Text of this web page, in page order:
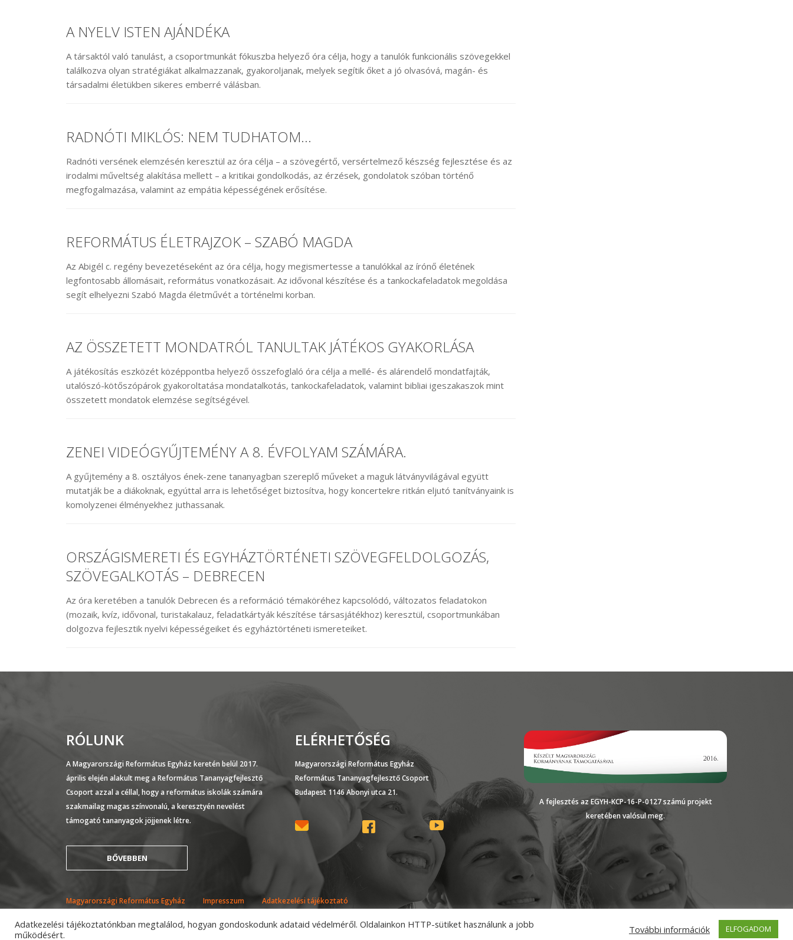
A NYELV ISTEN AJÁNDÉKA
A társaktól való tanulást, a csoportmunkát fókuszba helyező óra célja, hogy a tanulók funkcionális szövegekkel
találkozva olyan stratégiákat alkalmazzanak, gyakoroljanak, melyek segítik őket a jó olvasóvá, magán- és
társadalmi életükben sikeres emberré válásban.
RADNÓTI MIKLÓS: NEM TUDHATOM…
Radnóti versének elemzésén keresztül az óra célja – a szövegértő, versértelmező készség fejlesztése és az
irodalmi műveltség alakítása mellett – a kritikai gondolkodás, az érzések, gondolatok szóban történő
megfogalmazása, valamint az empátia képességének erősítése.
REFORMÁTUS ÉLETRAJZOK – SZABÓ MAGDA
Az Abigél c. regény bevezetéseként az óra célja, hogy megismertesse a tanulókkal az írónő életének
legfontosabb állomásait, református vonatkozásait. Az idővonal készítése és a tankockafeladatok megoldása
segít elhelyezni Szabó Magda életművét a történelmi korban.
AZ ÖSSZETETT MONDATRÓL TANULTAK JÁTÉKOS GYAKORLÁSA
A játékosítás eszközét középpontba helyező összefoglaló óra célja a mellé- és alárendelő mondatfajták,
utalószó-kötőszópárok gyakoroltatása mondatalkotás, tankockafeladatok, valamint bibliai igeszakaszok mint
összetett mondatok elemzése segítségével.
ZENEI VIDEÓGYŰJTEMÉNY A 8. ÉVFOLYAM SZÁMÁRA.
A gyűjtemény a 8. osztályos ének-zene tananyagban szereplő műveket a maguk látványvilágával együtt
mutatják be a diákoknak, egyúttal arra is lehetőséget biztosítva, hogy koncertekre ritkán eljutó tanítványaink is
komolyzenei élményekhez juthassanak.
ORSZÁGISMERETI ÉS EGYHÁZTÖRTÉNETI SZÖVEGFELDOLGOZÁS,
SZÖVEGALKOTÁS – DEBRECEN
Az óra keretében a tanulók Debrecen és a reformáció témaköréhez kapcsolódó, változatos feladatokon
(mozaik, kvíz, idővonal, turistakalauz, feladatkártyák készítése társasjátékhoz) keresztül, csoportmunkában
dolgozva fejlesztik nyelvi képességeiket és egyháztörténeti ismereteiket.
RÓLUNK
A Magyarországi Református Egyház keretén belül 2017.
április elején alakult meg a Református Tananyagfejlesztő
Csoport azzal a céllal, hogy a református iskolák számára
szakmailag magas színvonalú, a keresztyén nevelést
támogató tananyagok jöjjenek létre.
BŐVEBBEN
ELÉRHETŐSÉG
Magyarországi Református Egyház
Református Tananyagfejlesztő Csoport
Budapest 1146 Abonyi utca 21.
A fejlesztés az EGYH-KCP-16-P-0127 számú projekt
keretében valósul meg.
Magyarországi Református Egyház Impresszum Adatkezelési tájékoztató
Adatkezelési tájékoztatónkban megtalálod, hogyan gondoskodunk adataid védelméről. Oldalainkon HTTP-sütiket használunk a jobb
működésért.
További információk ELFOGADOM